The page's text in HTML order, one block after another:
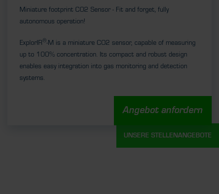
Miniature footprint CO2 Sensor - Fit and forget, fully
autonomous operation!
ExplorIR®-M is a miniature CO2 sensor, capable of measuring
up to 100% concentration. Its compact and robust design
enables easy integration into gas monitoring and detection
systems.
Angebot anfordern
UNSERE STELLENANGEBOTE